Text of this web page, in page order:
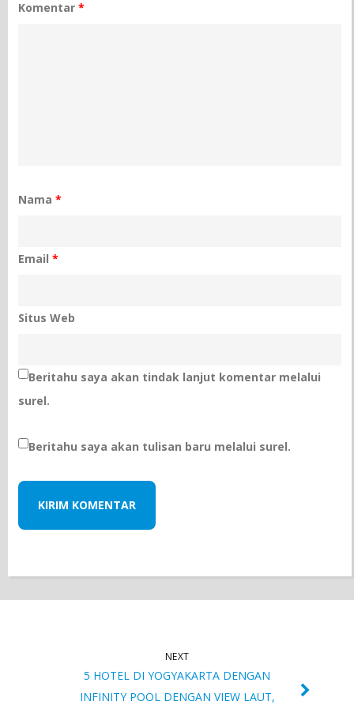
Komentar*
Nama*
Email*
Situs Web
Beritahu saya akan tindak lanjut komentar melalui
surel.
Beritahu saya akan tulisan baru melalui surel.
NEXT
5 HOTEL DI YOGYAKARTA DENGAN
INFINITY POOL DENGAN VIEW LAUT,